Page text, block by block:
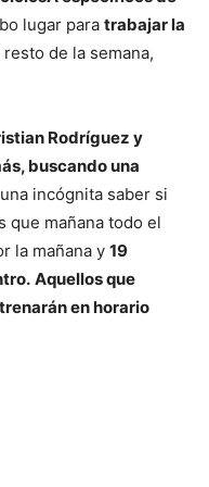
lugar para trabajar la
de la semana,
Rodríguez y
buscando una
incógnita saber si
que mañana todo el
la mañana y 19
Aquellos que
en horario